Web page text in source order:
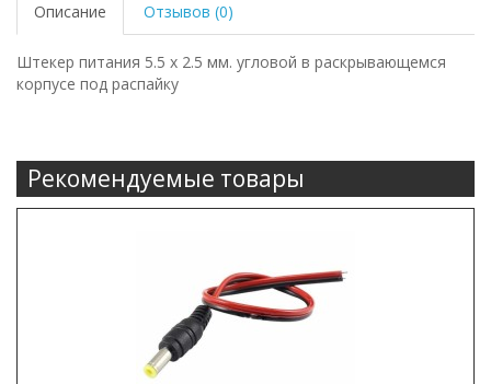
Описание Отзывов (0)
Штекер питания 5.5 х 2.5 мм. угловой в раскрывающемся
корпусе под распайку
Рекомендуемые товары